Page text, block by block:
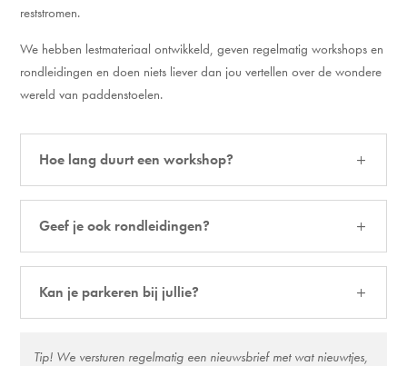
reststromen.
We hebben lestmateriaal ontwikkeld, geven regelmatig workshops en
rondleidingen en doen niets liever dan jou vertellen over de wondere
wereld van paddenstoelen.
Hoe lang duurt een workshop?
Geef je ook rondleidingen?
Kan je parkeren bij jullie?
Tip! We versturen regelmatig een nieuwsbrief met wat nieuwtjes,